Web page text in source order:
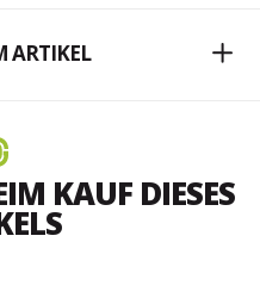
ARTIKEL
KAUF DIESES